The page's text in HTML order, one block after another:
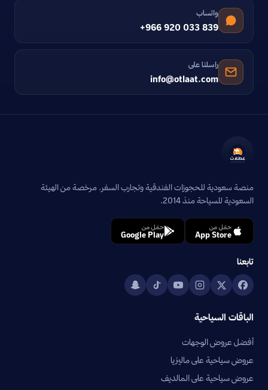
واتساب
+966 920 033 839
راسلنا على
info@otlaat.com
منصة سعودية للحجوزات الفندقية وتجارب السفر. مرخصة من الهيئة
السعودية للسياحة منذ 2014.
حمّل من
App Store
حمّل من
Google Play
تابعنا
الباقات السياحية
أفضل عروض الوجهات
عروض سياحية على ماليزيا
عروض سياحية على المالديف